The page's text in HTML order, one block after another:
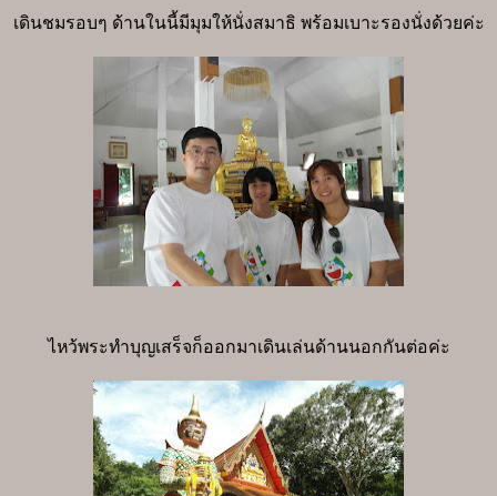
เดินชมรอบๆ ด้านในนี้มีมุมให้นั่งสมาธิ พร้อมเบาะรองนั่งด้วยค่ะ
ไหว้พระทำบุญเสร็จก็ออกมาเดินเล่นด้านนอกกันต่อค่ะ